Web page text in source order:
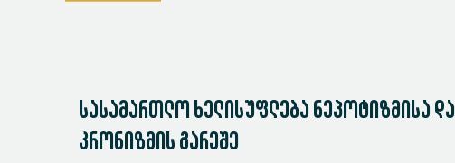
სასამართლო ხელისუფლება ნეპოტიზმისა და
კრონიზმის გარეშე